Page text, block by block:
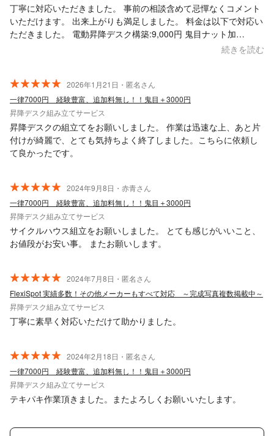
丁寧に対応いただきました。 事前の相談含めて忌憚なくコメント
いただけます。 出来上がりも満足しました。 料金は以下で対応い
ただきました。 電動昇降デスク構築:9,000円 鬼目ナット加
続きを読む
2026年1月21日・匿名さん
一律7000円 経験豊富、追加料無し！！鬼目＋3000円
昇降デスク組み立てサービス
昇降デスクの組立てをお願いしました。 作業は迅速な上、あと片
付けが綺麗で、とても気持ちよく終了しました。こちらに依頼し
て良かったです。
2024年9月8日・赤青さん
一律7000円 経験豊富、追加料無し！！鬼目＋3000円
昇降デスク組み立てサービス
サイクルハウス組立をお願いしました。 とても感じがいいこと、
お値段がお安い事。 またお願いします。
2024年7月8日・匿名さん
FlexiSpot 実績多数！その他メーカーもすべて対応 ～完成写真複数掲載中～
昇降デスク組み立てサービス
丁寧に素早く対応いただけて助かりました。
2024年2月18日・匿名さん
一律7000円 経験豊富、追加料無し！！鬼目＋3000円
昇降デスク組み立てサービス
テキパキ作業頂きました。またよろしくお願いいたします。